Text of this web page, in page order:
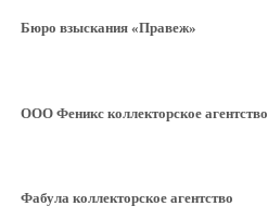
Бюро взыскания «Правеж»
ООО Феникс коллекторское агентство
Фабула коллекторское агентство